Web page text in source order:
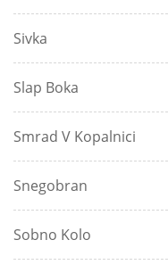
Sivka
Slap Boka
Smrad V Kopalnici
Snegobran
Sobno Kolo